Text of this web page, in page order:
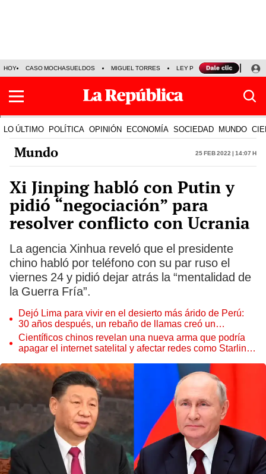
HOY CASO MOCHASUELDOS MIGUEL TORRES LEY PULPÍN PRECIO DEL
LO ÚLTIMO POLÍTICA OPINIÓN ECONOMÍA SOCIEDAD MUNDO
Mundo 25 Feb 2022 | 14:07 h
Xi Jinping habló con Putin y
pidió “negociación” para
resolver conflicto con Ucrania
La agencia Xinhua reveló que el presidente
chino habló por teléfono con su par ruso el
viernes 24 y pidió dejar atrás la “mentalidad de
la Guerra Fría”.
Dejó Lima para vivir en el desierto más árido de Perú:
30 años después, un rebaño de llamas creó un
sorprendente ecosistema
Científicos chinos revelan una nueva arma que podría
apagar el internet satelital y afectar redes como Starlink